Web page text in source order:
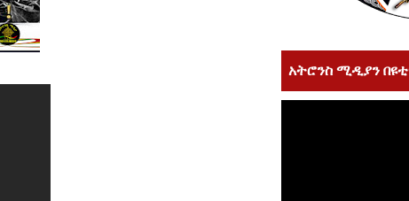
አትሮንስ ሚዲያን